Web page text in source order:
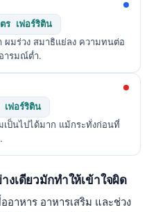
เฟอร์ริติน
มร่วง สมาธิแย่ลง ความทนต่อ
ารมณ์ต่ำ.
ฟอร์ริติน
ป็นไปได้มาก แม้กระทั่งก่อนที่
งเดียวมักทำให้เข้าใจผิด
อาหาร อาหารเสริม และช่วง